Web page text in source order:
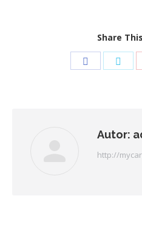
Share
Autor:
http://